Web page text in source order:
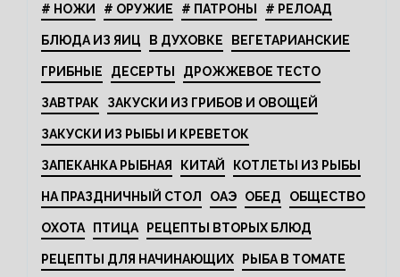
# НОЖИ # ОРУЖИЕ # ПАТРОНЫ # РЕЛОАД
БЛЮДА ИЗ ЯИЦ В ДУХОВКЕ ВЕГЕТАРИАНСКИЕ
ГРИБНЫЕ ДЕСЕРТЫ ДРОЖЖЕВОЕ ТЕСТО
ЗАВТРАК ЗАКУСКИ ИЗ ГРИБОВ И ОВОЩЕЙ
ЗАКУСКИ ИЗ РЫБЫ И КРЕВЕТОК
ЗАПЕКАНКА РЫБНАЯ КИТАЙ КОТЛЕТЫ ИЗ РЫБЫ
НА ПРАЗДНИЧНЫЙ СТОЛ ОАЭ ОБЕД ОБЩЕСТВО
ОХОТА ПТИЦА РЕЦЕПТЫ ВТОРЫХ БЛЮД
РЕЦЕПТЫ ДЛЯ НАЧИНАЮЩИХ РЫБА В ТОМАТЕ